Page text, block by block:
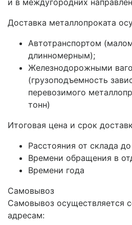
и в междугородних
Доставка металлопроката
Автотранспортом
длинномерным);
Железнодорожными
(грузоподъемность
перевозимого
тонн)
Итоговая цена и срок
Расстояния от склада
Времени обращения в
Времени года
Самовывоз
Самовывоз осуществляется
адресам: